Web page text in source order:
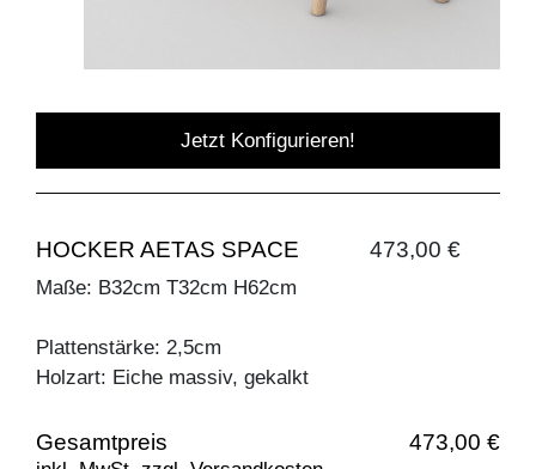
Jetzt Konfigurieren!
HOCKER AETAS SPACE 473,00 €
Maße: B32cm T32cm H62cm
Plattenstärke: 2,5cm
Holzart: Eiche massiv, gekalkt
Gesamtpreis 473,00 €